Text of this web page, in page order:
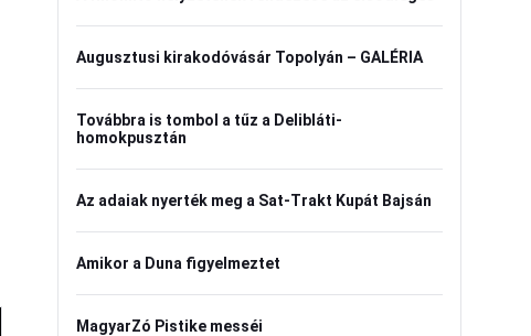
Augusztusi kirakodóvásár Topolyán – GALÉRIA
Továbbra is tombol a tűz a Delibláti-
homokpusztán
Az adaiak nyerték meg a Sat-Trakt Kupát Bajsán
Amikor a Duna figyelmeztet
MagyarZó Pistike messéi